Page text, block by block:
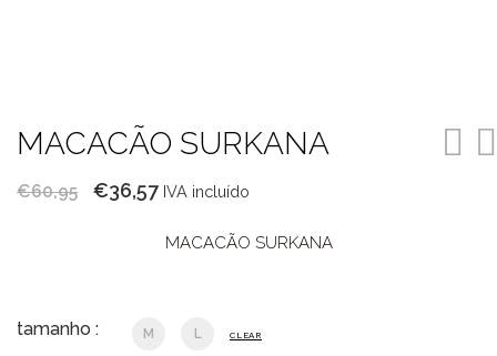
MACACÃO SURKANA
€60,95
O
€36,57O
atual
IVA incluído
MACACÃO SURKANA
tamanho : M L CLEAR